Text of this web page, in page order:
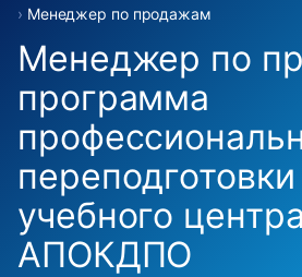
› Менеджер по продажам
Менеджер по
программа
переподготовки
учебного центра
АПОКДПО